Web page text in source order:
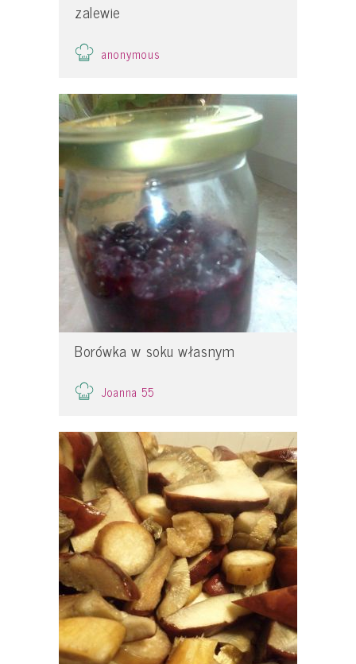
zalewie
anonymous
Borówka w soku własnym
Joanna 55